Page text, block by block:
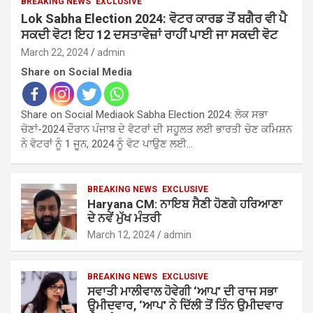
Lok Sabha Election 2024: ਵੋਟਰ ਕਾਰਡ ਤੋਂ ਬਗੈਰ ਵੀ ਪੈ
ਸਕਦੀ ਵੋਟ! ਇਹ 12 ਦਸਤਾਵੇਜ਼ਾਂ ਰਾਹੀਂ ਪਾਈ ਜਾ ਸਕਦੀ ਵੋਟ
March 22, 2024 admin
Share on Social Media
Share on Social Mediaok Sabha Election 2024: ਲੋਕ ਸਭਾ
ਚੋਣਾਂ-2024 ਦੌਰਾਨ ਪੰਜਾਬ ਦੇ ਵੋਟਰਾਂ ਦੀ ਸਹੂਲਤ ਲਈ ਭਾਰਤੀ ਚੋਣ ਕਮਿਸ਼ਨ
ਨੇ ਵੋਟਰਾਂ ਨੂੰ 1 ਜੂਨ, 2024 ਨੂੰ ਵੋਟ ਪਾਉਣ ਲਈ…
BREAKING NEWS EXCLUSIVE
Haryana CM: ਨਾਇਬ ਸੈਣੀ ਹੋਣਗੇ ਹਰਿਆਣਾ
ਦੇ ਨਵੇਂ ਮੁੱਖ ਮੰਤਰੀ
March 12, 2024 admin
BREAKING NEWS EXCLUSIVE
ਸਵਾਤੀ ਮਾਲੀਵਾਲ ਹੋਵੇਗੀ ‘ਆਪ’ ਦੀ ਰਾਜ ਸਭਾ
ਉਮੀਦਵਾਰ, ‘ਆਪ’ ਨੇ ਦਿੱਲੀ ਤੋਂ ਤਿੰਨ ਉਮੀਦਵਾਰ